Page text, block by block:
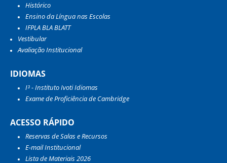
Histórico
Ensino da Língua nas Escolas
IFPLA BLA BLATT
Vestibular
Avaliação Institucional
IDIOMAS
I³ - Instituto Ivoti Idiomas
Exame de Proficiência de Cambridge
ACESSO RÁPIDO
Reservas de Salas e Recursos
E-mail Institucional
Lista de Materiais 2026